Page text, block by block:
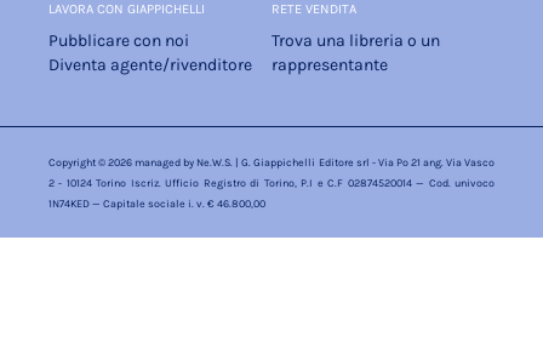
LAVORA CON GIAPPICHELLI
Pubblicare con noi
Diventa agente/rivenditore
RETE VENDITA
Trova una libreria o un
rappresentante
Copyright © 2026 managed by Ne.W.S. | G. Giappichelli Editore srl - Via Po 21 ang. Via Vasco
2 - 10124 Torino Iscriz. Ufficio Registro di Torino, P.I e C.F 02874520014 — Cod. univoco
1N74KED — Capitale sociale i. v. € 46.800,00